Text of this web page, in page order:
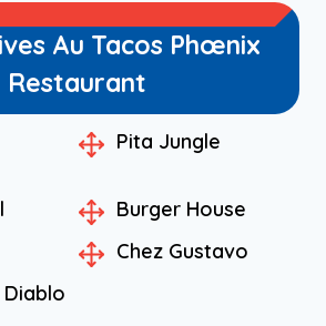
Au Tacos Phœnix
Restaurant
Pita Jungle
Burger House
Chez Gustavo
Diablo